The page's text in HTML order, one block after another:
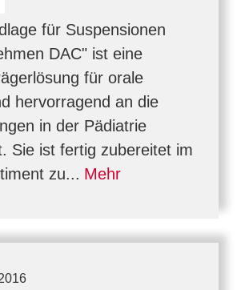
für Suspensionen
DAC" ist eine
für orale
hervorragend an die
in der Pädiatrie
Sie ist fertig zubereitet im
zu... Mehr